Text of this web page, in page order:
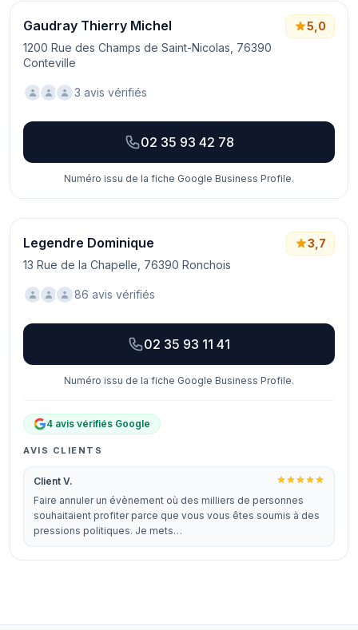
Gaudray Thierry Michel
1200 Rue des Champs de Saint-Nicolas, 76390
Conteville
5,0
3 avis vérifiés
02 35 93 42 78
Numéro issu de la fiche Google Business Profile.
Legendre Dominique
13 Rue de la Chapelle, 76390 Ronchois
3,7
86 avis vérifiés
02 35 93 11 41
Numéro issu de la fiche Google Business Profile.
4 avis vérifiés Google
AVIS CLIENTS
Client V.
Faire annuler un évènement où des milliers de personnes
souhaitaient profiter parce que vous vous êtes soumis à des
pressions politiques. Je mets…